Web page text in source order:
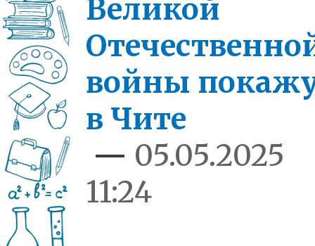
Великой
войны
в Чите
— 05.05.2025
11:24